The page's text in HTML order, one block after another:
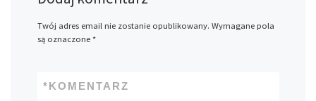
Twój adres email nie zostanie opublikowany. Wymagane pola
są oznaczone *
KOMENTARZ
*